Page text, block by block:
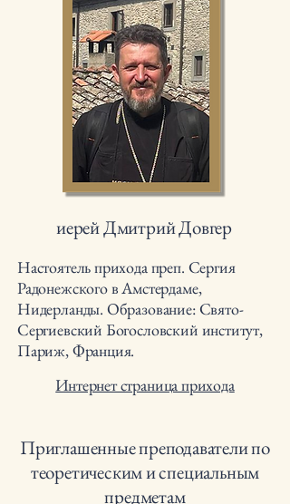
иерей Дмитрий Довгер
Настоятель прихода преп. Сергия
Радонежского в Амстердаме,
Нидерланды. Образование: Свято-
Сергиевский Богословский институт,
Париж, Франция.
Интернет страница прихода
Приглашенные преподаватели по
теорeтическим и специальным
предметам